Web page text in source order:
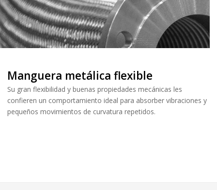
Manguera metálica flexible
Su gran flexibilidad y buenas propiedades mecánicas les
confieren un comportamiento ideal para absorber vibraciones y
pequeños movimientos de curvatura repetidos.